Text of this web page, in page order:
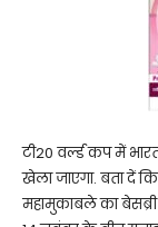
टी20 वर्ल्ड कप में
खेला जाएगा. बता दें
महामुकाबले का